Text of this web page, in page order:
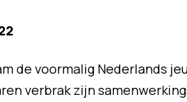
de voormalig Nederlands
verbrak zijn